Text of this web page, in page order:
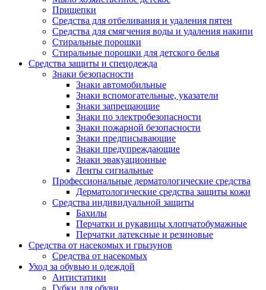
Прищепки
Средства для отбеливания и удаления пятен
Средства для смягчения воды и удаления накипи
Стиральные порошки
Стиральные порошки для детского белья
Средства защиты и спецодежда
Знаки безопасности
Знаки автомобильные
Знаки вспомогательные, указатели
Знаки запрещающие
Знаки по электробезопасности
Знаки пожарной безопасности
Знаки предписывающие
Знаки предупреждающие
Знаки эвакуационные
Ленты сигнальные
Профессиональные дерматологические средства
Дерматологические средства защиты кожи
Средства индивидуальной защиты
Бахилы
Перчатки и рукавицы хлопчатобумажные
Перчатки латексные и резиновые
Средства от насекомых и грызунов
Средства от насекомых
Уход за обувью и одеждой
Антистатики
Губки для обуви